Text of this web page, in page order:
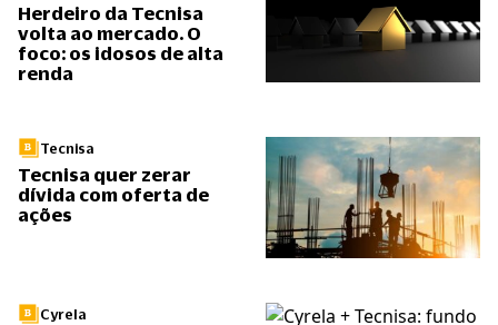
Herdeiro da Tecnisa
volta ao mercado. O
foco: os idosos de alta
renda
Tecnisa
Tecnisa quer zerar
dívida com oferta de
ações
Cyrela